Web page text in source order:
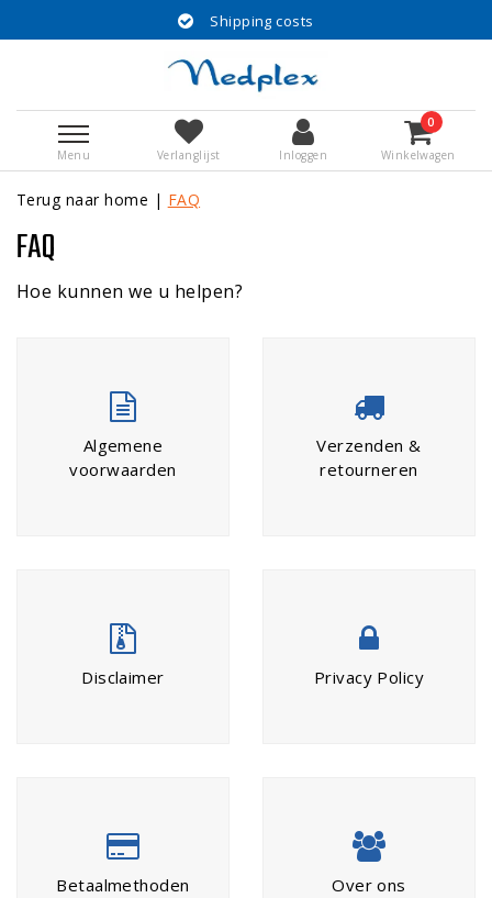
Shipping costs
Menu Verlanglijst Inloggen
0
Winkelwagen
Terug naar home | FAQ
FAQ
Hoe kunnen we u helpen?
Algemene
voorwaarden
Verzenden &
retourneren
Disclaimer Privacy Policy
Betaalmethoden Over ons